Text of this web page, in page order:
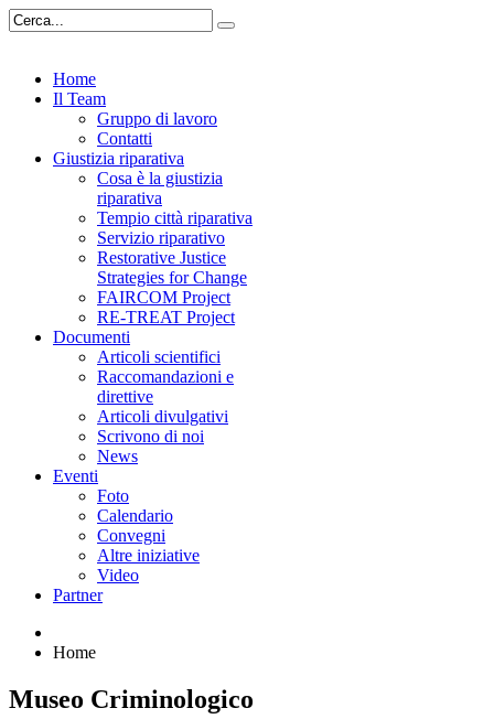
Home
Il Team
Gruppo di lavoro
Contatti
Giustizia riparativa
Cosa è la giustizia
riparativa
Tempio città riparativa
Servizio riparativo
Restorative Justice
Strategies for Change
FAIRCOM Project
RE-TREAT Project
Documenti
Articoli scientifici
Raccomandazioni e
direttive
Articoli divulgativi
Scrivono di noi
News
Eventi
Foto
Calendario
Convegni
Altre iniziative
Video
Partner
Home
Museo Criminologico